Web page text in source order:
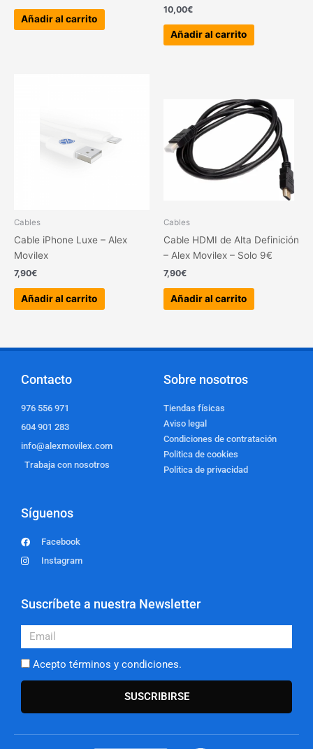
Añadir al carrito
10,00€
Añadir al carrito
Cables
Cable iPhone Luxe – Alex
Movilex
7,90€
Añadir al carrito
Cables
Cable HDMI de Alta Definición
– Alex Movilex – Solo 9€
7,90€
Añadir al carrito
Contacto
976 556 971
604 901 283
info@alexmovilex.com
Trabaja con nosotros
Sobre nosotros
Tiendas físicas
Aviso legal
Condiciones de contratación
Politica de cookies
Politica de privacidad
Síguenos
Facebook
Instagram
Suscríbete a nuestra Newsletter
Email
Acepto términos y condiciones.
SUSCRIBIRSE